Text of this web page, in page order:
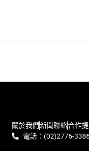
關於我們新聞聯絡合作
電話：(02)2776-